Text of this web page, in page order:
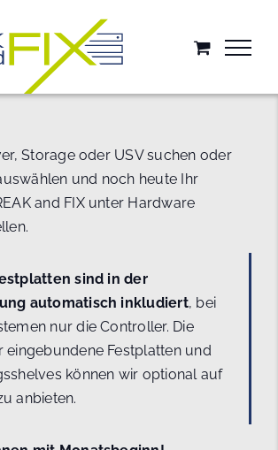
Storage oder USV suchen oder
und noch heute Ihr
and FIX unter Hardware
sind in der
automatisch inkludiert, bei
nur die Controller. Die
eingebundene Festplatten und
können wir optional auf
anbieten.